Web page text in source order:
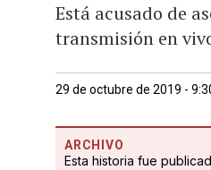
Está acusado de
transmisión en
29 de octubre de 2019 -
ARCHIVO
Esta historia fue